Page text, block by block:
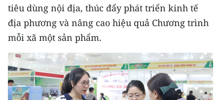
Video
Media Chính trị
Media Kinh tế
Media Văn hóa
Media Xã hội
tiêu dùng nội địa, thúc đẩy phát triển kinh tế
địa phương và nâng cao hiệu quả Chương trình
mỗi xã một sản phẩm.